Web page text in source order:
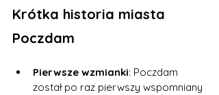
Krótka historia miasta
Poczdam
Pierwsze wzmianki: Poczdam
został po raz pierwszy wspomniany